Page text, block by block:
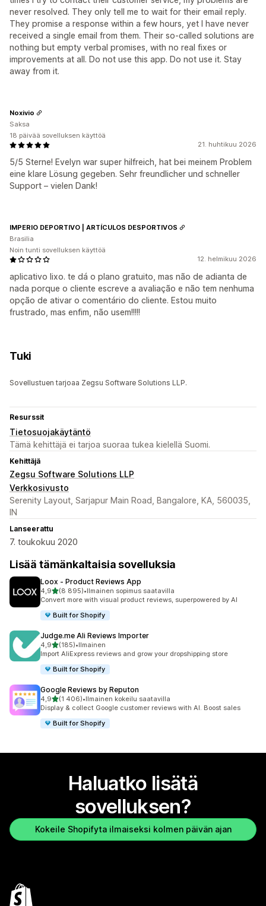
never resolved. They only tell me to wait for their email reply.
They promise a response within a few hours, yet I have never
received a single email from them. Their so‑called solutions are
nothing but empty verbal promises, with no real fixes or
improvements at all. Do not use this app. Do not use it. Stay
away from it.
21. huhtikuu 2026
5/5 Sterne! Evelyn war super hilfreich, hat bei meinem Problem
eine klare Lösung gegeben. Sehr freundlicher und schneller
Support – vielen Dank!
Noxivio
Saksa
18 päivää sovelluksen käyttöä
12. helmikuu 2026
aplicativo lixo. te dá o plano gratuito, mas não de adianta de
nada porque o cliente escreve a avaliação e não tem nenhuma
opção de ativar o comentário do cliente. Estou muito
frustrado, mas enfim, não usem!!!!!
IMPERIO DEPORTIVO | ARTÍCULOS DESPORTIVOS
Brasilia
Noin tunti sovelluksen käyttöä
Tuki
Sovellustuen tarjoaa Zegsu Software Solutions LLP.
Resurssit
Tietosuojakäytäntö
Tämä kehittäjä ei tarjoa suoraa tukea kielellä Suomi.
Kehittäjä
Zegsu Software Solutions LLP
Verkkosivusto
Serenity Layout, Sarjapur Main Road, Bangalore, KA, 560035,
IN
Lanseerattu
7. toukokuu 2020
Lisää tämänkaltaisia sovelluksia
Loox ‑ Product Reviews App
4,9/ 5 tähteä
(8 895)
8895 arvostelua yhteensä
•Ilmainen sopimus saatavilla
Convert more with visual product reviews, superpowered by AI
Built for Shopify
Judge.me Ali Reviews Importer
4,9/ 5 tähteä
(185)
185 arvostelua yhteensä
•Ilmainen
Import AliExpress reviews and grow your dropshipping store
Built for Shopify
Google Reviews by Reputon
4,9/ 5 tähteä
(1 406)
1406 arvostelua yhteensä
•Ilmainen kokeilu saatavilla
Display & collect Google customer reviews with AI. Boost sales
Built for Shopify
Haluatko lisätä
sovelluksen?
Kokeile Shopifyta ilmaiseksi kolmen päivän ajan